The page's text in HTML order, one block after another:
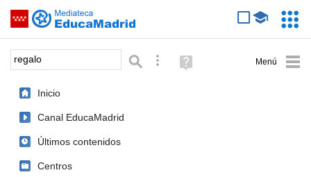
Saltar navegación
Palabra o frase: Búsqueda avanzada
Ayuda
(en
Inicio
Canal EducaMadrid
Últimos contenidos
Centros